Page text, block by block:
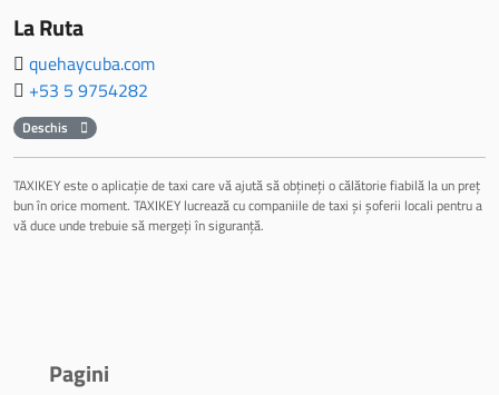
La Ruta
quehaycuba.com
+53 5 9754282
Deschis
TAXIKEY este o aplicație de taxi care vă ajută să obțineți o călătorie fiabilă la un preț
bun în orice moment. TAXIKEY lucrează cu companiile de taxi și șoferii locali pentru a
vă duce unde trebuie să mergeți în siguranță.
Pagini